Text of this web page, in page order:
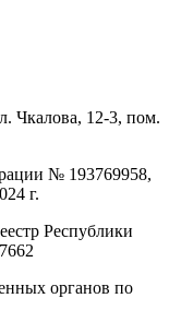
Чкалова, 12-3, пом.
№ 193769958,
г.
Республики
органов по